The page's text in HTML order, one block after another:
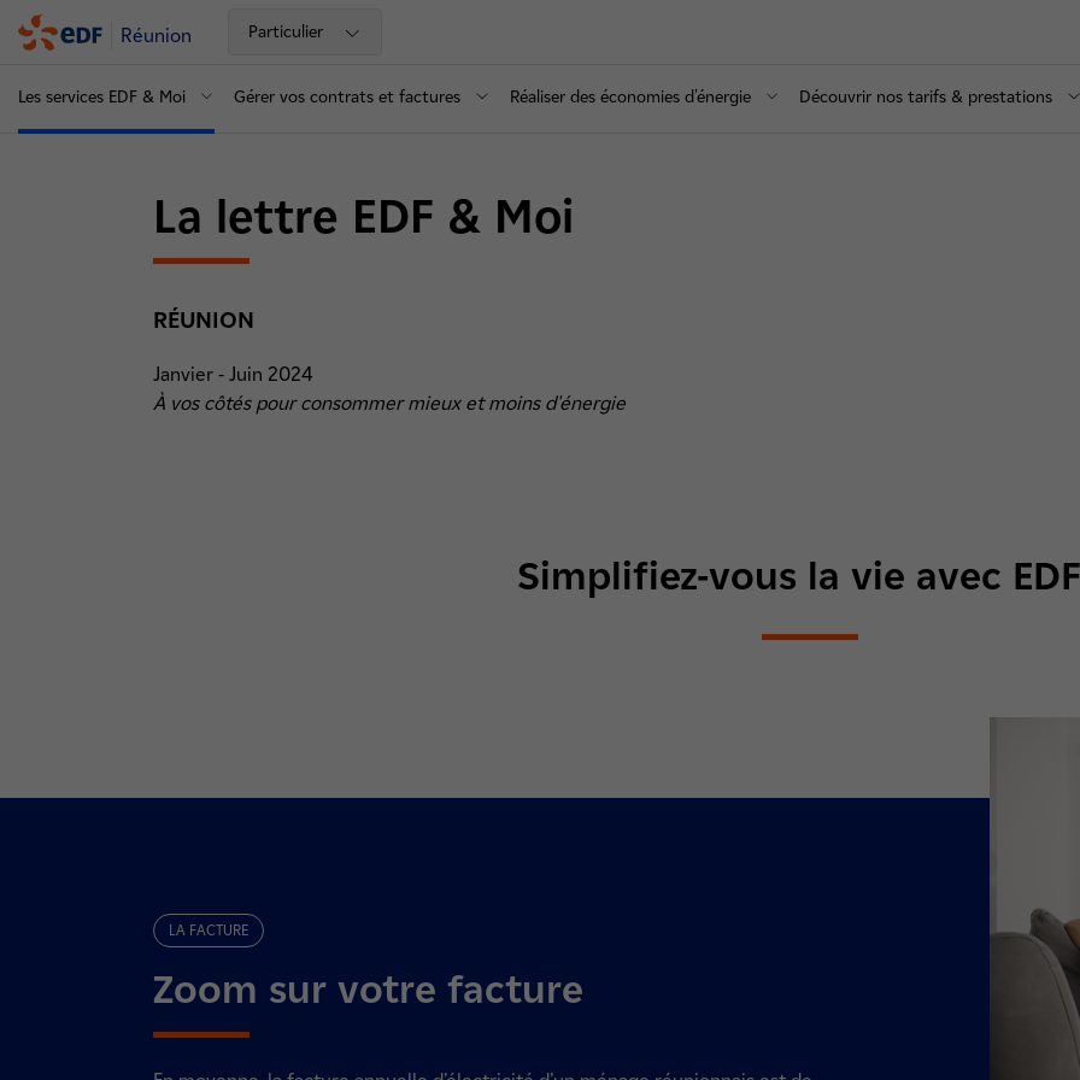
Réunion Particulier
Les services EDF & Moi Gérer vos contrats et factures Réaliser des économies d'énergie Découvrir nos tarifs & prestations
La lettre EDF & Moi
RÉUNION
Janvier - Juin 2024
À vos côtés pour consommer mieux et moins d'énergie
Simplifiez-vous la vie avec
LA FACTURE
Zoom sur votre facture